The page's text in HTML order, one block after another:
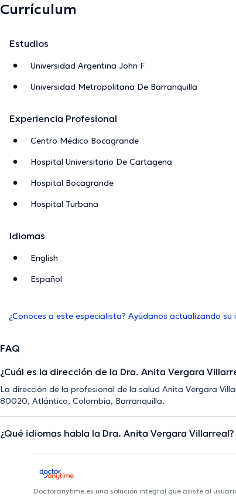
Currículum
Estudios
Universidad Argentina John F
Universidad Metropolitana De Barranquilla
Experiencia Profesional
Centro Médico Bocagrande
Hospital Universitario De Cartagena
Hospital Bocagrande
Hospital Turbana
Idiomas
English
Español
¿Conoces a este especialista? Ayúdanos actualizando su
FAQ
¿Cuál es la dirección de la Dra. Anita Vergara
La dirección de la profesional de la salud Anita Vergara
80020, Atlántico, Colombia, Barranquilla.
¿Qué idiomas habla la Dra. Anita Vergara Villarreal?
Doctoranytime es una solución integral que asiste al